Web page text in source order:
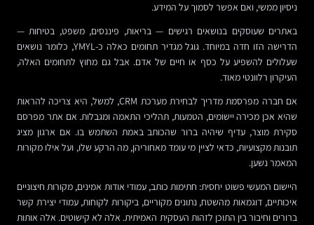
ניסיון ממשי, ואם אפשר לסמוך על המידע.
באתרים שעוסקים בנושאים רגישים — בריאות, פיננסים, משפט, בטיחות —
הדרישה הזו חדה במיוחד. גוגל מגדיר תחומים כאלה כ-YMYL, כלומר נושאים
שעלולים להשפיע על כסף או חיים של אדם. אבל גם מחוץ לתחומים האלה,
העיקרון רלוונטי מאוד.
אם חברה מפרסמת מדריך לבחירת מערכת CRM, למשל, היא צריכה להראות
שהיא אכן מכירה יישומים, הטמעות, תהליכי התאמה ומגבלות. אם אתר מפרסם
סקירת מוצר, עדיף שיהיה ברור שהכותב באמת השתמש בו. אם ארגון מציג
תובנות מקצועיות, כדאי לציין מי עומד מאחוריהן, מה הרקע שלו, ועל אילו מקורות
המאמר נשען.
היישום המעשי פשוט יחסית: חתימות כותב, עמודי אודות אמינים, מקורות חיצוניים
איכותיים, דוגמאות מהשטח, נתונים מקוריים, ביקורות לקוחות, עמודי יצירת קשר
ברורים וחיבור בין התוכן לזהות העסקית האמיתית. אלה לא קישוטים. אלה אותות